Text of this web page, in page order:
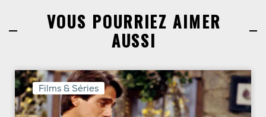
VOUS POURRIEZ AIMER
AUSSI
Films & Séries